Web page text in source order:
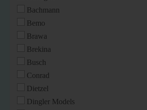
Bachmann
Bemo
Brawa
Brekina
Busch
Conrad
Dietzel
Dingler Models